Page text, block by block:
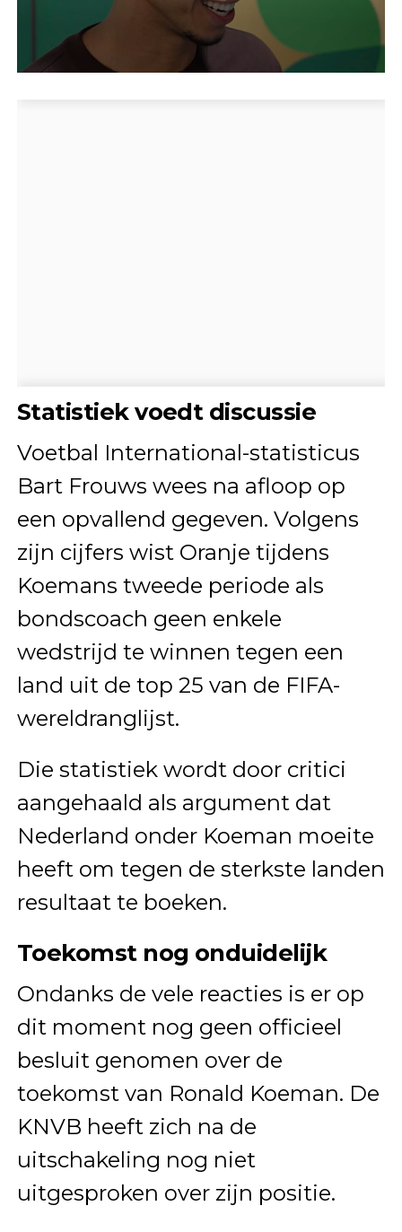
Statistiek voedt discussie
Voetbal International-statisticus
Bart Frouws wees na afloop op
een opvallend gegeven. Volgens
zijn cijfers wist Oranje tijdens
Koemans tweede periode als
bondscoach geen enkele
wedstrijd te winnen tegen een
land uit de top 25 van de FIFA-
wereldranglijst.
Die statistiek wordt door critici
aangehaald als argument dat
Nederland onder Koeman moeite
heeft om tegen de sterkste landen
resultaat te boeken.
Toekomst nog onduidelijk
Ondanks de vele reacties is er op
dit moment nog geen officieel
besluit genomen over de
toekomst van Ronald Koeman. De
KNVB heeft zich na de
uitschakeling nog niet
uitgesproken over zijn positie.